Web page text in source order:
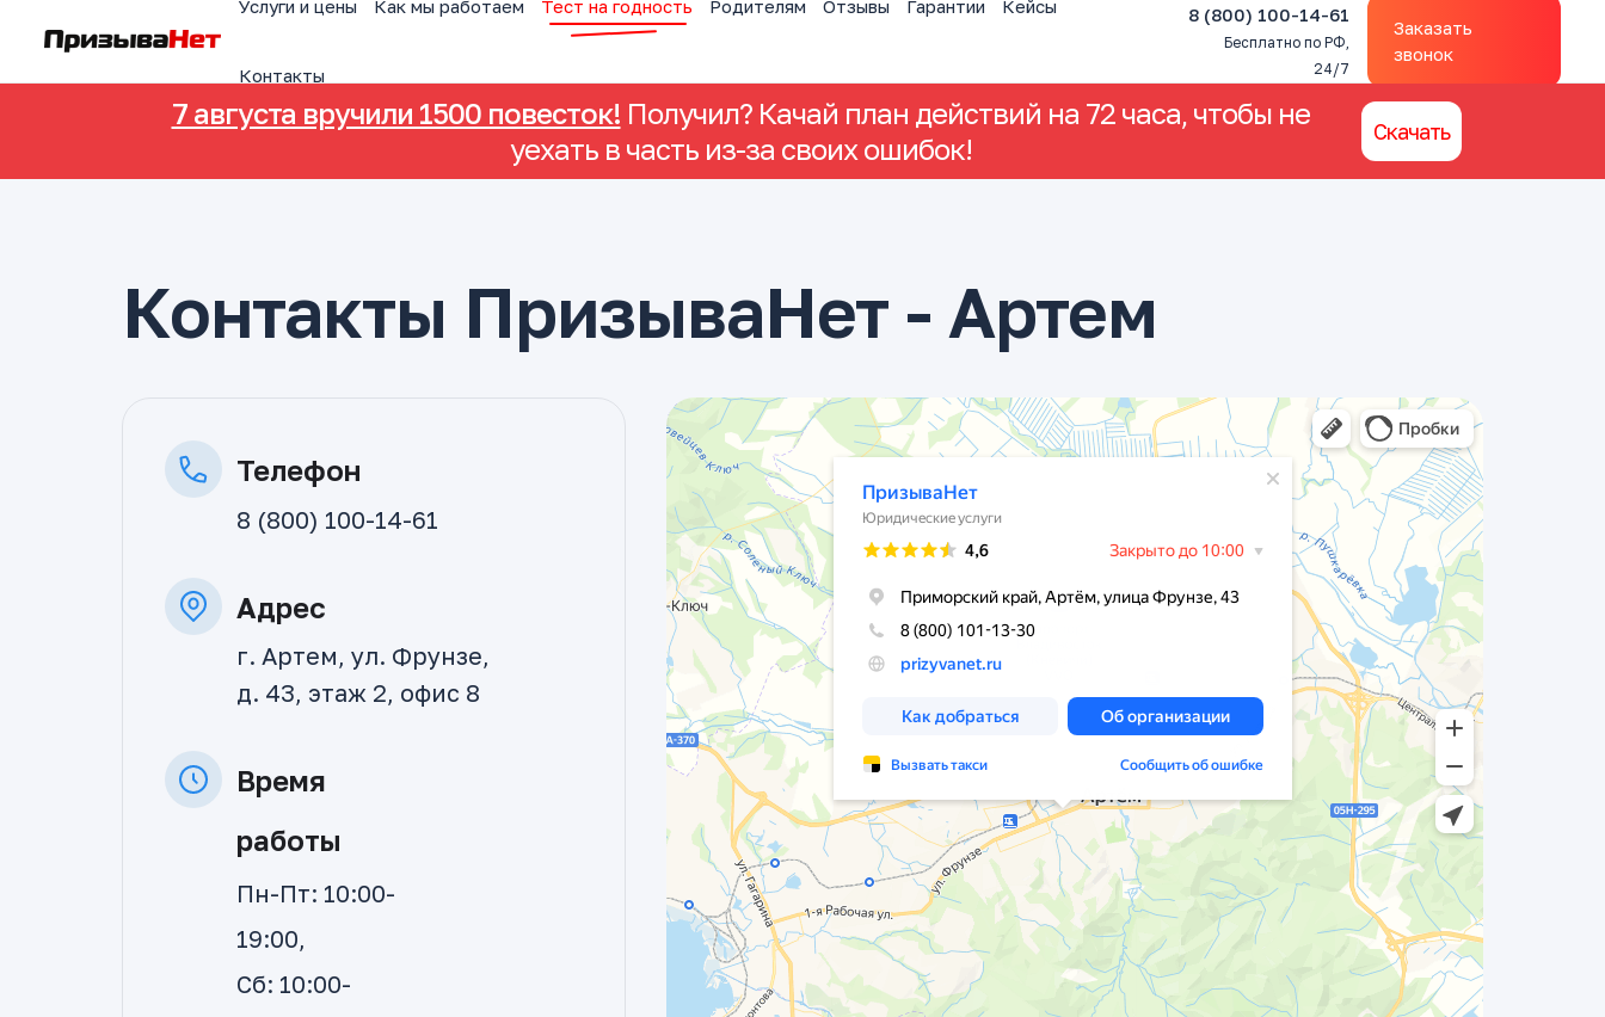
Услуги и цены Как мы работаем Тест на годность Родителям Отзывы Гарантии Кейсы
Контакты
8 (800) 100-14-61
Бесплатно по РФ,
24/7
Заказать
звонок
7 августа вручили 1500 повесток! Получил? Качай план действий на 72 часа, чтобы не
уехать в часть из-за своих ошибок!
Скачать
Контакты ПризываНет - Артем
Телефон
8 (800) 100-14-61
Адрес
г. Артем, ул. Фрунзе,
д. 43, этаж 2, офис 8
Время
работы
Пн-Пт: 10:00-
19:00,
Сб: 10:00-